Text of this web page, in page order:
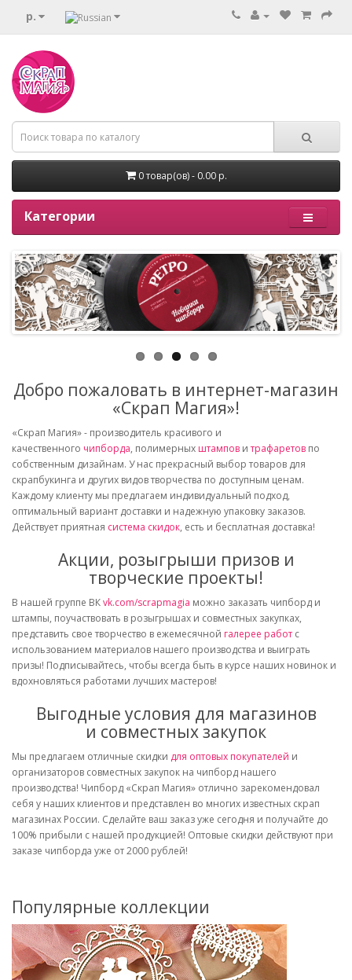
р.
0 товар(ов) - 0.00 р.
Категории
Добро пожаловать в интернет-магазин
«Скрап Магия»!
«Скрап Магия» - производитель красивого и
качественного чипборда, полимерных штампов итрафаретов по
собственным дизайнам. У нас прекрасный выбор товаров для
скрапбукинга и других видов творчества по доступным ценам.
Каждому клиенту мы предлагаем индивидуальный подход,
оптимальный вариант доставки и надежную упаковку заказов.
Действует приятная система скидок, есть и бесплатная доставка!
Акции, розыгрыши призов и
творческие проекты!
В нашей группе ВКvk.com/scrapmagia можно заказать чипборд и
штампы, поучаствовать в розыгрышах и совместных закупках,
представить свое творчество в ежемесячной галерее работ с
использованием материалов нашего производства и выиграть
призы! Подписывайтесь, чтобы всегда быть в курсе наших новинок и
вдохновляться работами лучших мастеров!
Выгодные условия для магазинов
и совместных закупок
Мы предлагаем отличные скидки для оптовых покупателей и
организаторов совместных закупок на чипборд нашего
производства! Чипборд «Скрап Магия» отлично зарекомендовал
себя у наших клиентов и представлен во многих известных скрап
магазинах России. Сделайте ваш заказ уже сегодня и получайте до
100% прибыли с нашей продукцией! Оптовые скидки действуют при
заказе чипборда уже от 2000 рублей!
Популярные коллекции